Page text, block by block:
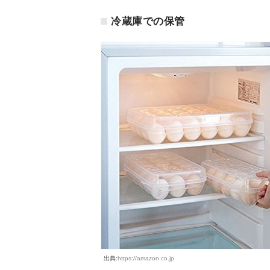
冷蔵庫での保管
出典:https://amazon.co.jp